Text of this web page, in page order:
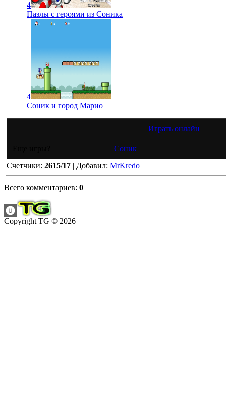
4
Пазлы с героями из Соника
4
Соник и город Марио
Играть онлайн
Соник
Счетчики: 2615/17 | Добавил: MrKredo
Всего комментариев: 0
Copyright TG © 2026